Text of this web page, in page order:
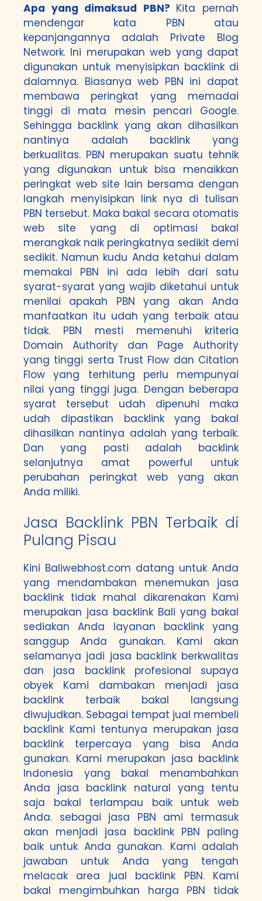
Apa yang dimaksud PBN? Kita pernah
mendengar kata PBN atau
kepanjangannya adalah Private Blog
Network. Ini merupakan web yang dapat
digunakan untuk menyisipkan backlink di
dalamnya. Biasanya web PBN ini dapat
membawa peringkat yang memadai
tinggi di mata mesin pencari Google.
Sehingga backlink yang akan dihasilkan
nantinya adalah backlink yang
berkualitas. PBN merupakan suatu tehnik
yang digunakan untuk bisa menaikkan
peringkat web site lain bersama dengan
langkah menyisipkan link nya di tulisan
PBN tersebut. Maka bakal secara otomatis
web site yang di optimasi bakal
merangkak naik peringkatnya sedikit demi
sedikit. Namun kudu Anda ketahui dalam
memakai PBN ini ada lebih dari satu
syarat-syarat yang wajib diketahui untuk
menilai apakah PBN yang akan Anda
manfaatkan itu udah yang terbaik atau
tidak. PBN mesti memenuhi kriteria
Domain Authority dan Page Authority
yang tinggi serta Trust Flow dan Citation
Flow yang terhitung perlu mempunyai
nilai yang tinggi juga. Dengan beberapa
syarat tersebut udah dipenuhi maka
udah dipastikan backlink yang bakal
dihasilkan nantinya adalah yang terbaik.
Dan yang pasti adalah backlink
selanjutnya amat powerful untuk
perubahan peringkat web yang akan
Anda miliki.
Jasa Backlink PBN Terbaik di
Pulang Pisau
Kini Baliwebhost.com datang untuk Anda
yang mendambakan menemukan jasa
backlink tidak mahal dikarenakan Kami
merupakan jasa backlink Bali yang bakal
sediakan Anda layanan backlink yang
sanggup Anda gunakan. Kami akan
selamanya jadi jasa backlink berkwalitas
dan jasa backlink profesional supaya
obyek Kami dambakan menjadi jasa
backlink terbaik bakal langsung
diwujudkan. Sebagai tempat jual membeli
backlink Kami tentunya merupakan jasa
backlink terpercaya yang bisa Anda
gunakan. Kami merupakan jasa backlink
Indonesia yang bakal menambahkan
Anda jasa backlink natural yang tentu
saja bakal terlampau baik untuk web
Anda. sebagai jasa PBN ami termasuk
akan menjadi jasa backlink PBN paling
baik untuk Anda gunakan. Kami adalah
jawaban untuk Anda yang tengah
melacak area jual backlink PBN. Kami
bakal mengimbuhkan harga PBN tidak